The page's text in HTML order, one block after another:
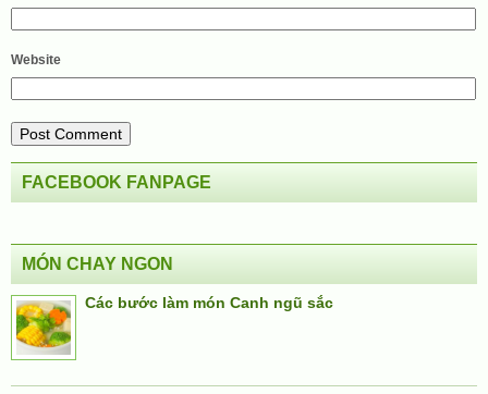
Website
FACEBOOK FANPAGE
MÓN CHAY NGON
Các bước làm món Canh ngũ sắc